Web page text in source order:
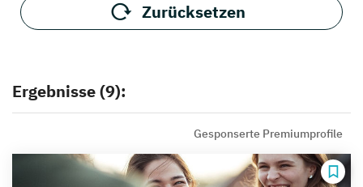
Zurücksetzen
Ergebnisse (9):
Gesponserte Premiumprofile